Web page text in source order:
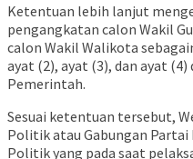
Ketentuan lebih lanjut
pengangkatan calon Wakil
calon Wakil Walikota
ayat (2), ayat (3), dan ayat
Pemerintah.
Sesuai ketentuan tersebut,
Politik atau Gabungan
Politik yang pada saat